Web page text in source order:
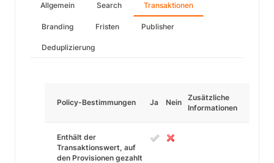
Allgemein Search Transaktionen
Branding Fristen Publisher
Deduplizierung
Policy-Bestimmungen Ja Nein
Zusätzliche
Informationen
Enthält der
Transaktionswert, auf
den Provisionen gezahlt